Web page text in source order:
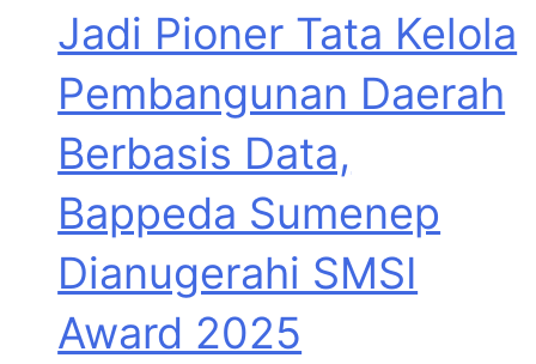
Jadi Pioner Tata Kelola
Pembangunan Daerah
Berbasis Data,
Bappeda Sumenep
Dianugerahi SMSI
Award 2025